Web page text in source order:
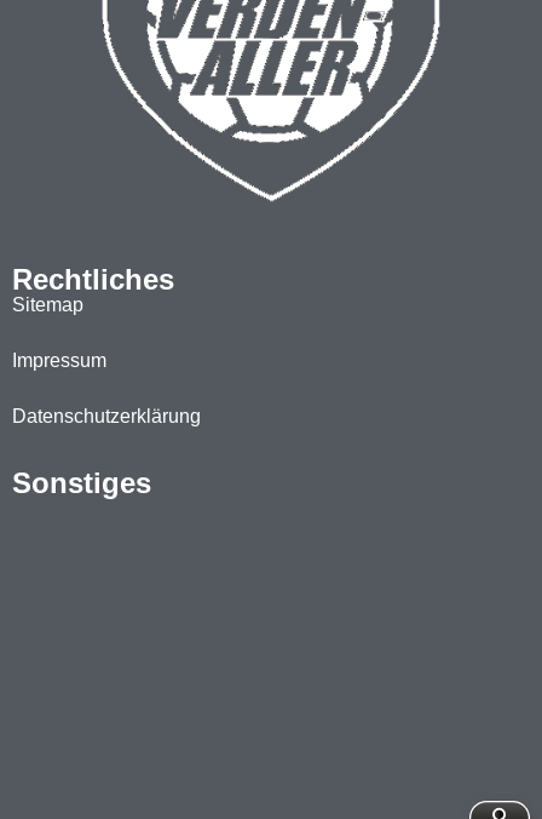
Rechtliches
Sitemap
Impressum
Datenschutzerklärung
Sonstiges